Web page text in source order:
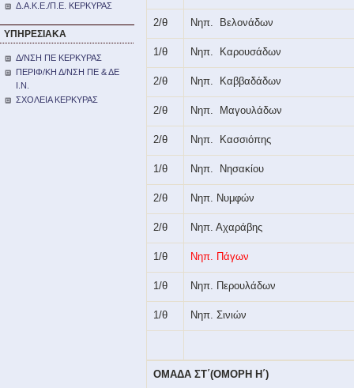
2/θ Νηπ. Βελονάδων
1/θ Νηπ. Καρουσάδων
2/θ Νηπ. Καββαδάδων
2/θ Νηπ. Μαγουλάδων
2/θ Νηπ. Κασσιόπης
1/θ Νηπ. Νησακίου
2/θ Νηπ. Νυμφών
2/θ Νηπ. Αχαράβης
1/θ Νηπ. Πάγων
1/θ Νηπ. Περουλάδων
1/θ Νηπ. Σινιών
ΟΜΑΔΑ ΣΤ΄(ΟΜΟΡΗ Η΄)
Δ.Α.Κ.Ε./Π.Ε. ΚΕΡΚΥΡΑΣ
ΥΠΗΡΕΣΙΑΚΑ
Δ/ΝΣΗ ΠΕ ΚΕΡΚΥΡΑΣ
ΠΕΡΙΦ/ΚΗ Δ/ΝΣΗ ΠΕ & ΔΕ
Ι.Ν.
ΣΧΟΛΕΙΑ ΚΕΡΚΥΡΑΣ